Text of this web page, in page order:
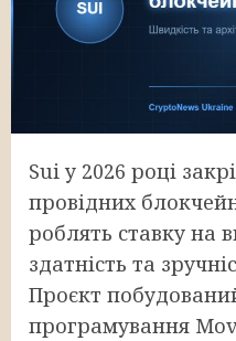
Sui у 2026 році
провідних
роблять ставку на
здатність та
Проєкт
програмування